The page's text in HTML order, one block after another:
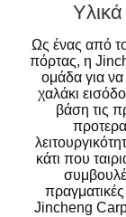
Ως ένας από
πόρτας, η
ομάδα για να
χαλάκι
βάση τις
κάτι που
Jincheng